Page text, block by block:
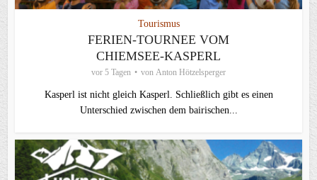
Tourismus
FERIEN-TOURNEE VOM
CHIEMSEE-KASPERL
vor 5 Tagen von Anton Hötzelsperger
Kasperl ist nicht gleich Kasperl. Schließlich gibt es einen
Unterschied zwischen dem bairischen...